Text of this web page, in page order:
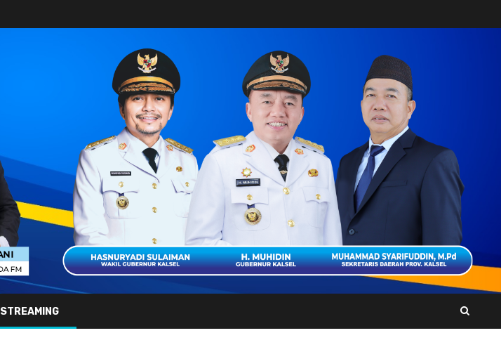
STREAMING